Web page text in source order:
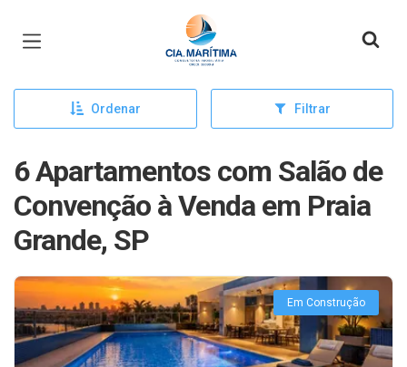
Página inicial
Ordenar Filtrar
6 Apartamentos com Salão de
Convenção à Venda em Praia
Grande, SP
Em Construção